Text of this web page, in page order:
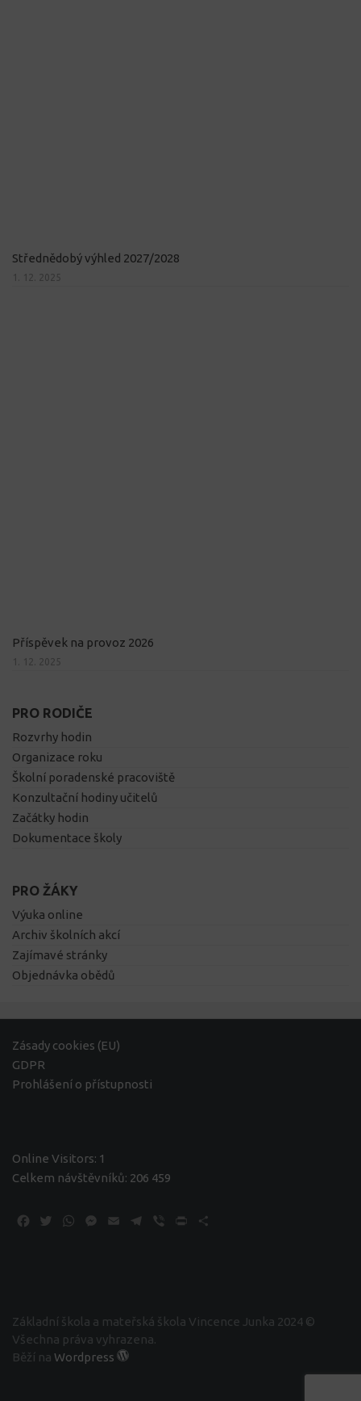
Střednědobý výhled 2027/2028
1. 12. 2025
Příspěvek na provoz 2026
1. 12. 2025
PRO RODIČE
Rozvrhy hodin
Organizace roku
Školní poradenské pracoviště
Konzultační hodiny učitelů
Začátky hodin
Dokumentace školy
PRO ŽÁKY
Výuka online
Archiv školních akcí
Zajímavé stránky
Objednávka obědů
Zásady cookies (EU)
GDPR
Prohlášení o přístupnosti
Online Visitors: 1
Celkem návštěvníků: 206 459
Facebook
TwitterWhatsApp
Messenger
Email Telegram
Viber Print
Základní škola a mateřská škola Vincence Junka 2024 ©
Všechna práva vyhrazena.
Běží na Wordpress